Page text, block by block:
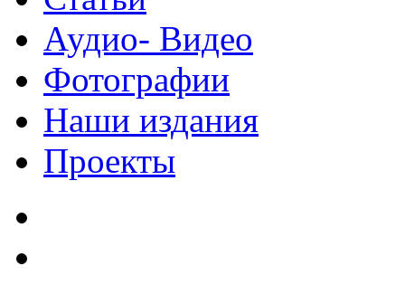
Аудио- Видео
Фотографии
Наши издания
Проекты